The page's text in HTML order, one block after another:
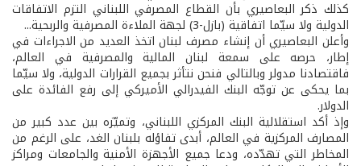
كذلك ذكر البعاصيري بأن القطاع المصرفي اللبناني التزم الاتفاقات
الدولية ولا سيّما اتفاقية (بازل-3) لجهة الملاءة المصرفية والربحية...
وأعلن البعاصيري أن إنشاء مصرف لبنان اتخذ العديد من الاجراءات في
إطار، حرصه على سمعة لبنان المالية والمصرفية في العالم،
فاقتصادنا مدولر وبالتالي فنحن نتأثر بجميع القرارات الدولية، ولا سيّما
بما يحكى عن توجّه البنك الفيدرالي الأميركي إلى رفع الفائدة على
الدولار.
وإذ أكد استقلالية البنك المركزي اللبناني، وتميّزه بين عدد كبير من
المصارف المركزية في العالم، أبدى تفاؤله بلبنان الغد، على الرغم من
المخاطر التي تهدّده، ودعا جميع الأجهزة الأمنية والجامعات ومراكز